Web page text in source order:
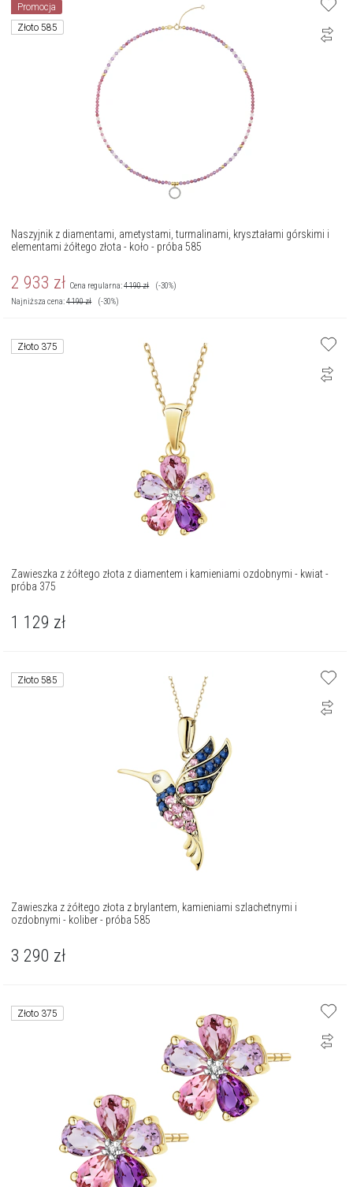
Promocja
Złoto 585
Naszyjnik z diamentami, ametystami, turmalinami, kryształami górskimi i
elementami żółtego złota - koło - próba 585
2 933 zł Cena regularna:4 190zł
(-30%)
Najniższa cena:4 190zł (-30%)
Złoto 375
Zawieszka z żółtego złota z diamentem i kamieniami ozdobnymi - kwiat -
próba 375
1 129 zł
Złoto 585
Zawieszka z żółtego złota z brylantem, kamieniami szlachetnymi i
ozdobnymi - koliber - próba 585
3 290 zł
Złoto 375